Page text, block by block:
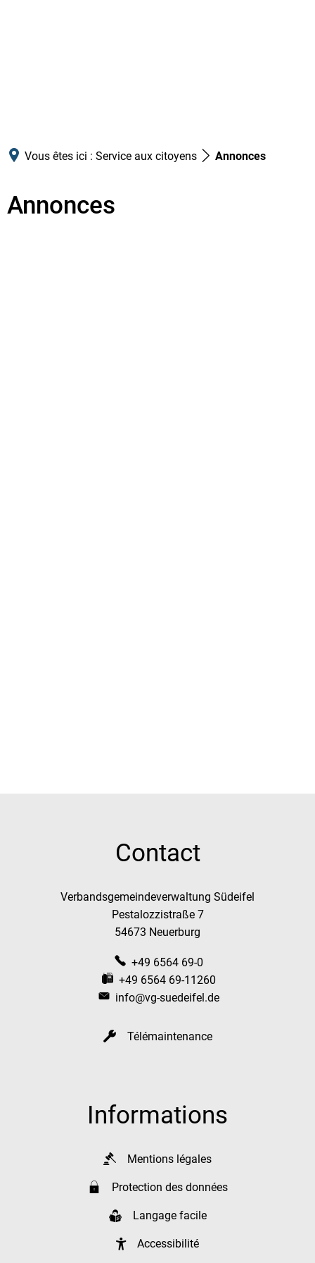
Vous êtes ici : Service aux citoyens Annonces
Annonces
Annonces
Contact
Verbandsgemeindeverwaltung Südeifel
Pestalozzistraße 7
54673 Neuerburg
+49 6564 69-0
+49 6564 69-11260
info@vg-suedeifel.de
Télémaintenance
Informations
Mentions légales
Protection des données
Langage facile
Accessibilité